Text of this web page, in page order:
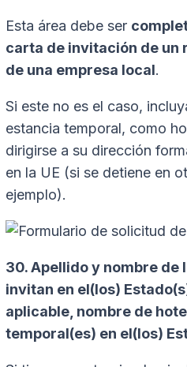
Esta área debe ser
carta de invitación de un
de una empresa local.
Si este no es el caso,
estancia temporal, como
dirigirse a su dirección
en la UE (si se detiene en
ejemplo).
30. Apellido y nombre de
invitan en el(los)
aplicable, nombre de
temporal(es) en el(los)